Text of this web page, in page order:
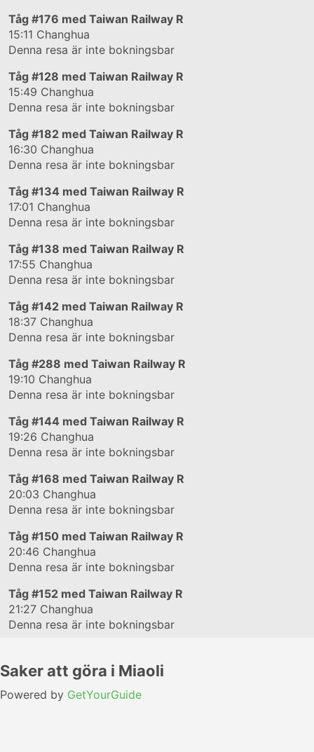
Tåg #176 med Taiwan Railway R
15:11 Changhua
Denna resa är inte bokningsbar
Tåg #128 med Taiwan Railway R
15:49 Changhua
Denna resa är inte bokningsbar
Tåg #182 med Taiwan Railway R
16:30 Changhua
Denna resa är inte bokningsbar
Tåg #134 med Taiwan Railway R
17:01 Changhua
Denna resa är inte bokningsbar
Tåg #138 med Taiwan Railway R
17:55 Changhua
Denna resa är inte bokningsbar
Tåg #142 med Taiwan Railway R
18:37 Changhua
Denna resa är inte bokningsbar
Tåg #288 med Taiwan Railway R
19:10 Changhua
Denna resa är inte bokningsbar
Tåg #144 med Taiwan Railway R
19:26 Changhua
Denna resa är inte bokningsbar
Tåg #168 med Taiwan Railway R
20:03 Changhua
Denna resa är inte bokningsbar
Tåg #150 med Taiwan Railway R
20:46 Changhua
Denna resa är inte bokningsbar
Tåg #152 med Taiwan Railway R
21:27 Changhua
Denna resa är inte bokningsbar
Saker att göra i Miaoli
Powered by GetYourGuide